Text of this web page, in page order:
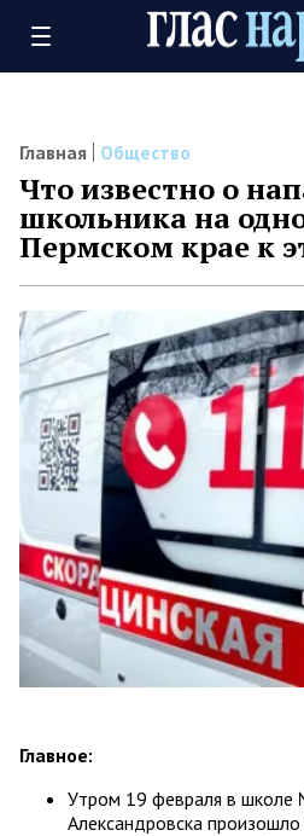
Главная Общество
Что известно о
школьника на
Пермском крае к
Главное:
Утром 19 февраля в школе
Александровска